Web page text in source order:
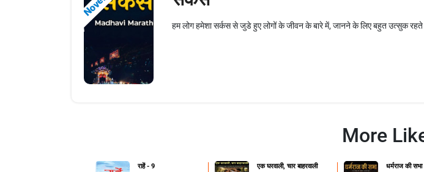
हम लोग हमेशा सर्कस से जुडे हुए लोगों के जीवन के बारे में, जानने के लिए बहुत उत्सुक
More
राहें - 9 एक घरवाली, चार बाहरवाली धर्मराज की सभा